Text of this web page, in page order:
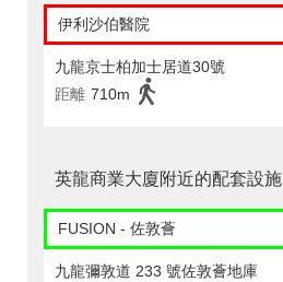
伊利沙伯醫院
九龍京士柏加士居道30號
距離 710m
英龍商業大廈附近的配套設施
FUSION - 佐敦薈
九龍彌敦道 233 號佐敦薈地庫